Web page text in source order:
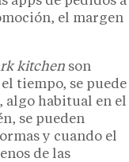
el margen
kitchen son
tiempo, se puede
algo habitual en el
se pueden
y cuando el
de las